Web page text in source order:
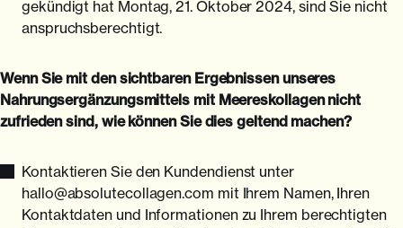
gekündigt hat Montag, 21. Oktober 2024, sind Sie nicht
anspruchsberechtigt.
Wenn Sie mit den sichtbaren Ergebnissen unseres
Nahrungsergänzungsmittels mit Meereskollagen nicht
zufrieden sind, wie können Sie dies geltend machen?
Kontaktieren Sie den Kundendienst unter
hallo@absolutecollagen.com mit Ihrem Namen, Ihren
Kontaktdaten und Informationen zu Ihrem berechtigten